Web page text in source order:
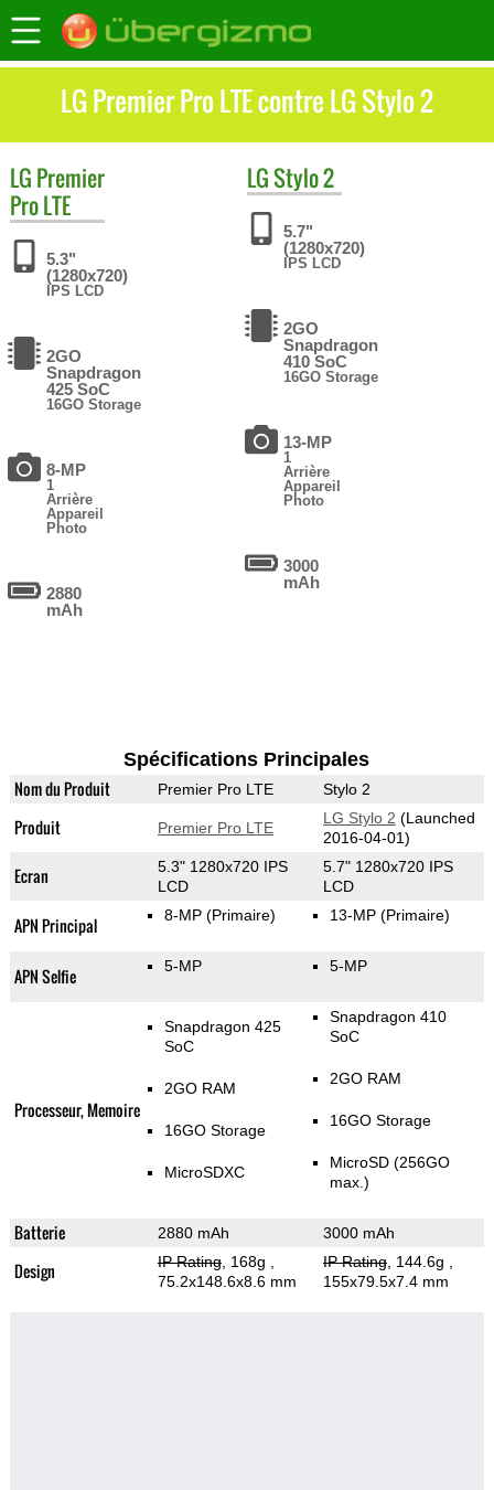
LG Premier Pro LTE contre LG Stylo 2
LG Premier
Pro LTE
5.3"
(1280x720)
IPS LCD
2GO
Snapdragon
425 SoC
16GO Storage
8-MP
1
Arrière
Appareil
Photo
2880
mAh
LGStylo 2
5.7"
(1280x720)
IPS LCD
2GO
Snapdragon
410 SoC
16GO Storage
13-MP
1
Arrière
Appareil
Photo
3000
mAh
Spécifications Principales
Nom du Produit Premier Pro LTE Stylo 2
Produit Premier Pro LTE
LG Stylo 2 (Launched
2016-04-01)
Ecran
5.3" 1280x720 IPS
LCD
5.7" 1280x720 IPS
LCD
APN Principal 8-MP (Primaire) 13-MP (Primaire)
APN Selfie 5-MP 5-MP
Processeur, Memoire
Snapdragon 425
SoC
2GO RAM
16GO Storage
MicroSDXC
Snapdragon 410
SoC
2GO RAM
16GO Storage
MicroSD (256GO
max.)
Batterie 2880 mAh 3000 mAh
Design IP Rating, 168g
75.2x148.6x8.6 mm
IP Rating, 144.6g
155x79.5x7.4 mm